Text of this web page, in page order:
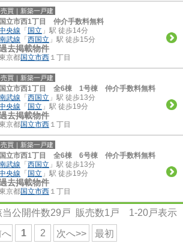
売買｜新築一戸建
国立市西1丁目 仲介手数料無料
央線 「 国立 」駅 徒歩14分
武線 「 西国立 」駅 徒歩15分
去掲載物件
京都国立市西 １丁目
売買｜新築一戸建
国立市西1丁目 全6棟 1号棟 仲介手数料無料
武線 「 西国立 」駅 徒歩13分
央線 「 国立 」駅 徒歩19分
去掲載物件
京都国立市西 １丁目
売買｜新築一戸建
国立市西1丁目 全6棟 6号棟 仲介手数料無料
武線 「 西国立 」駅 徒歩13分
央線 「 国立 」駅 徒歩19分
去掲載物件
京都国立市西 １丁目
当公開件数29 戸 販売数1 戸 1-20戸表示
へ 1 2 次へ>> 最初